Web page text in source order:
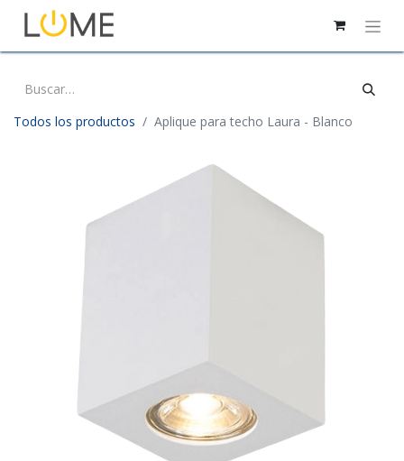
Todos los productos Aplique para techo Laura - Blanco